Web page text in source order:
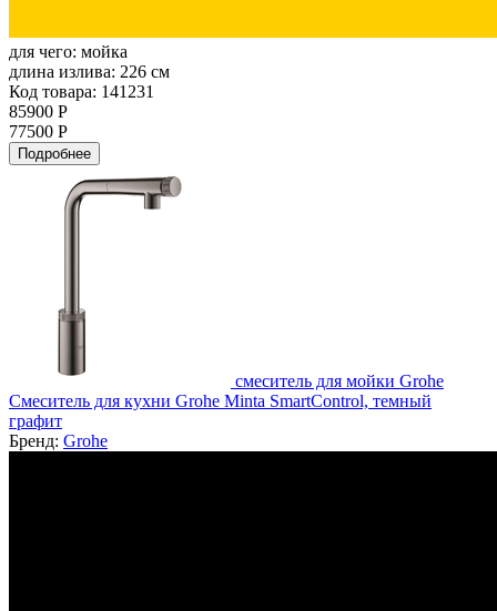
для чего: мойка
длина излива: 226 см
Код товара: 141231
85900 Р
77500 Р
Подробнее
смеситель для мойки Grohe
Смеситель для кухни Grohe Minta SmartControl, темный
графит
Бренд: Grohe